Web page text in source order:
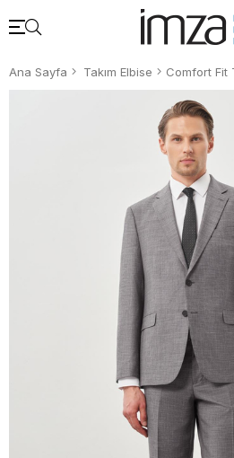
Ana Sayfa Takım Elbise Comfort Fit